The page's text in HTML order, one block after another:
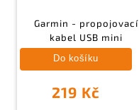
Garmin - propojovací
kabel USB mini
219 Kč
Do košíku